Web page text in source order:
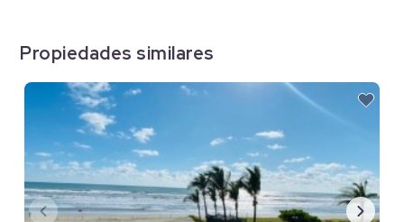
Propiedades similares